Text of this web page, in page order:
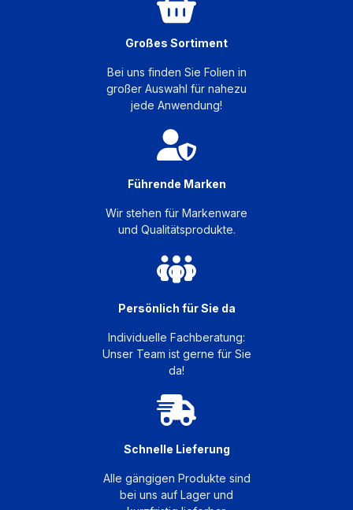
Flüssigkeit bestmöglich aus der Folie
herausarbeiten und den Druck durch ein
einfaches Drehen der Trapezrakel erhöhen.
Großes Sortiment
Bei uns finden Sie Folien in
großer Auswahl für nahezu
jede Anwendung!
Führende Marken
Wir stehen für Markenware
und Qualitätsprodukte.
Persönlich für Sie da
Individuelle Fachberatung:
Unser Team ist gerne für Sie
da!
Schnelle Lieferung
Alle gängigen Produkte sind
bei uns auf Lager und